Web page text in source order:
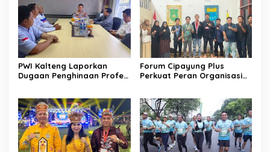
PWI Kalteng Laporkan
Dugaan Penghinaan Profesi
Forum Cipayung Plus
Perkuat Peran Organisasi
Mitra Kritis Pemerintah